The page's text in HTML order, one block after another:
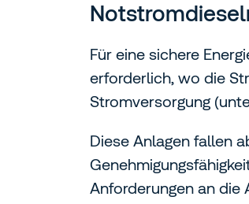
Für eine sichere
erforderlich, wo die
Stromversorgung
Diese Anlagen fallen
Anforderungen an die